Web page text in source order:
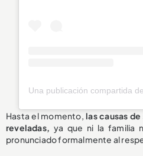
Hasta el momento,las causas
reveladas, ya que ni la familia
pronunciado formalmente al